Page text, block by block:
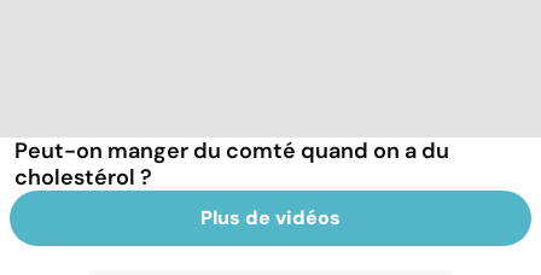
Peut-on manger du comté quand on a du
cholestérol ?
Plus de vidéos